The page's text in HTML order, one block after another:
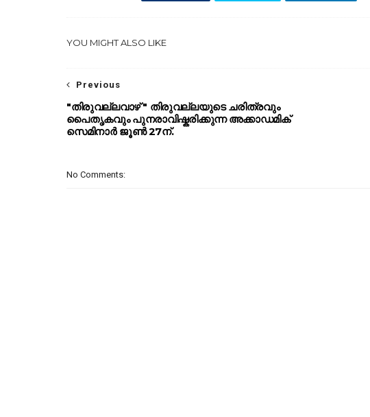
YOU MIGHT ALSO LIKE
Previous
"തിരുവല്ലവാഴ് " തിരുവല്ലയുടെ ചരിത്രവും
പൈതൃകവും പുനരാവിഷ്കരിക്കുന്ന അക്കാഡമിക്
സെമിനാർ ജൂൺ 27ന്.
No Comments: